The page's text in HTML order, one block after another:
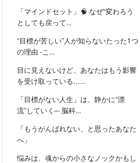
「マインドセット」🧠 なぜ“変わろう
としても戻って...
“目標が苦しい”人が知らないたった1つ
の理由 -こ...
目に見えないけど、あなたはもう影響
を受け取っている…...
「目標がない人生」は、静かに“漂
流”していく─ 脳科...
「もうがんばれない、と思ったあなた
へ」
悩みは、魂からの小さなノックかもし